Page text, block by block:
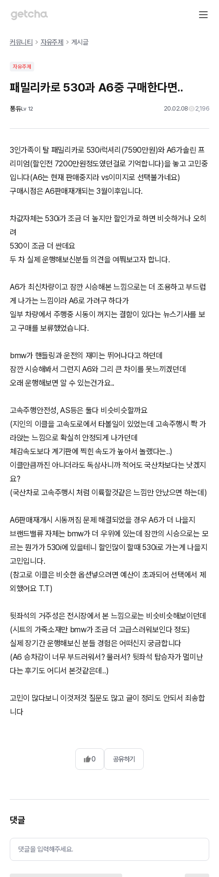
커뮤니티 자유주제 게시글
자유주제
패밀리카로 530과 A6중 구매한다면..
퐁듀Lv 12 20.02.08 2,196
3인가족이 탈 패밀리카로 530i럭셔리(7590만원)와 A6가솔린 프
리미엄(할인전 7200만원정도였던걸로 기억합니다)을 놓고 고민중
입니다(A6는 현재 판매중지라 vs이미지로 선택불가네요)
구매시점은 A6판매재개되는 3월이후입니다.
차값자체는 530i가 조금 더 높지만 할인가로 하면 비슷하거나 오히
려
530이 조금 더 싼데요
두 차 실제 운행해보신분들 의견을 여쭤보고자 합니다.
A6가 최신차량이고 잠깐 시승해본 느낌으로는 더 조용하고 부드럽
게 나가는 느낌이라 A6로 가려구 하다가
일부 차량에서 주행중 시동이 꺼지는 결함이 있다는 뉴스기사를 보
고 구매를 보류했었습니다.
bmw가 핸들링과 운전의 재미는 뛰어나다고 하던데
잠깐 시승해봐서 그런지 A6와 그리 큰 차이를 못느끼겠던데
오래 운행해보면 알 수 있는건가요..
고속주행안전성, AS등은 둘다 비슷비슷할까요
(지인의 이클을 고속도로에서 타볼일이 있었는데 고속주행시 쫙 가
라앉는 느낌으로 확실히 안정되게 나가던데
체감속도보다 계기판에 찍힌 속도가 높아서 놀랬다는..)
이클만큼까진 아니더라도 독삼사니까 적어도 국산차보다는 낫겠지
요?
(국산차로 고속주행시 처럼 이륙할것같은 느낌만 안났으면 하는데)
A6판매재개시 시동꺼짐 문제 해결되었을 경우 A6가 더 나을지
브랜드밸류 자체는 bmw가 더 우위에 있는데 잠깐의 시승으로는 모
르는 뭔가가 530i에 있을테니 할인많이 할때 530i로 가는게 나을지
고민입니다.
(참고로 이클은 비슷한 옵션넣으려면 예산이 초과되어 선택에서 제
외했어요 T.T)
뒷좌석의 거주성은 전시장에서 본 느낌으로는 비슷비슷해보이던데
(시트의 가죽소재만 bmw가 조금 더 고급스러워보인다 정도)
실제 장기간 운행해보신 분들 경험은 어떠신지 궁금합니다
(A6 승차감이 너무 부드러워서? 물러서? 뒷좌석 탑승자가 멀미난
다는 후기도 어디서 본것같은데..)
고민이 많다보니 이것저것 질문도 많고 글이 정리도 안되서 죄송합
니다
0 공유하기
댓글
댓글을 입력해주세요.